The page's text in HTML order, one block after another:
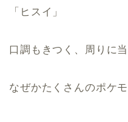
「ヒスイ」
口調もきつく、周りに
なぜかたくさんのポケ